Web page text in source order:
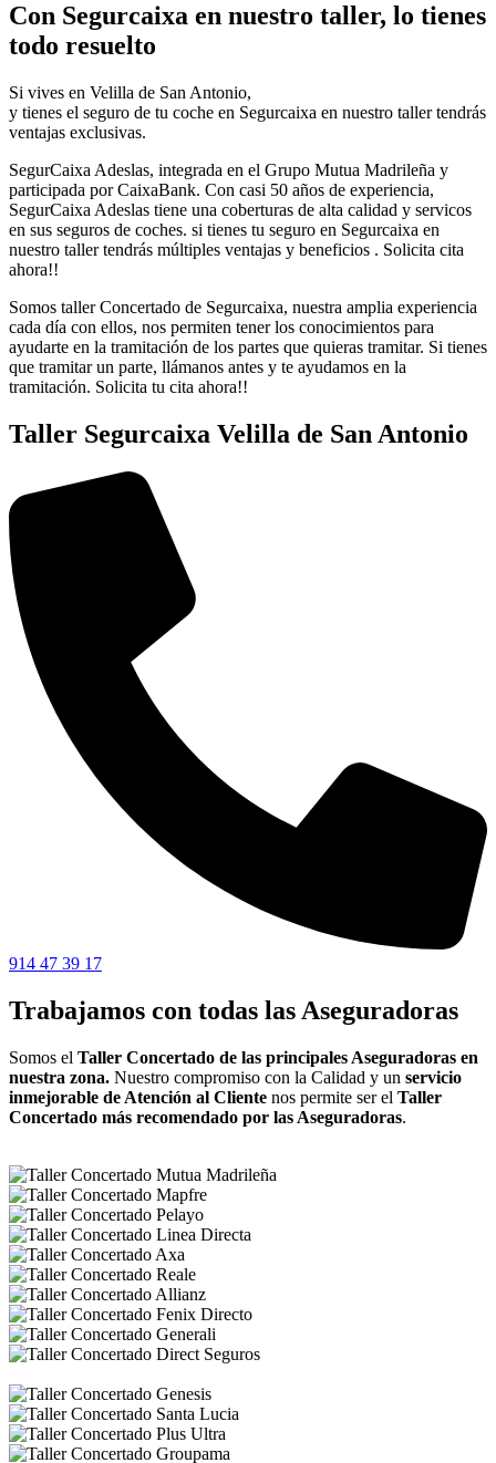
Con Segurcaixa en nuestro taller, lo tienes
todo resuelto
Si vives en Velilla de San Antonio,
y tienes el seguro de tu coche en Segurcaixa en nuestro taller tendrás
ventajas exclusivas.
SegurCaixa Adeslas, integrada en el Grupo Mutua Madrileña y
participada por CaixaBank. Con casi 50 años de experiencia,
SegurCaixa Adeslas tiene una coberturas de alta calidad y servicos
en sus seguros de coches. si tienes tu seguro en Segurcaixa en
nuestro taller tendrás múltiples ventajas y beneficios . Solicita cita
ahora!!
Somos taller Concertado de Segurcaixa, nuestra amplia experiencia
cada día con ellos, nos permiten tener los conocimientos para
ayudarte en la tramitación de los partes que quieras tramitar. Si tienes
que tramitar un parte, llámanos antes y te ayudamos en la
tramitación. Solicita tu cita ahora!!
Taller Segurcaixa Velilla de San Antonio
914 47 39 17
Trabajamos con todas las Aseguradoras
Somos el Taller Concertado de las principales Aseguradoras en
nuestra zona. Nuestro compromiso con la Calidad y un servicio
inmejorable de Atención al Cliente nos permite ser el Taller
Concertado más recomendado por las Aseguradoras.